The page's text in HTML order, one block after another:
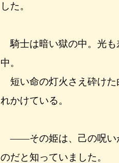
した。
騎士は暗い獄の中。光も
中。
短い命の灯火さえ砕けた
れかけている。
――その姫は、己の呪い
のだと知っていました。